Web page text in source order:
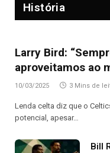
História
Larry Bird:
aproveitamos ao
10/03/2025 3 Mins de
Lenda celta diz que o
potencial, apesar…
Bill